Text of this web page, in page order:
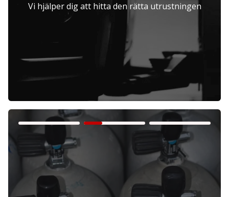
Företag Exkl. moms
Vi hjälper dig att hitta den rätta utrustningen